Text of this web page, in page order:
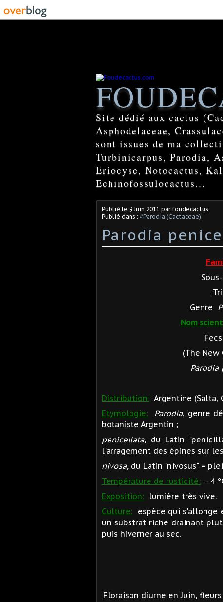
Site dédié aux cactus
Asphodelaceae,
sont issues de ma
Turbinicarpus, Parodia,
Eriocyse, Notocactus,
Echinofossulocactus...
Publié le 9 Juin 2011 par foudecactus
Publié dans : #Parodia (Cactaceae)
Parodia
Genre
Nom
(The New
Parodia
Distribution: Argentine (Salta,
Etymologie:
Parodia, genre
botaniste Argentin ;
penicellata, du Latin
l'arragement des épines sur
nivosa, du Latin "nivosus" =
Température de rusticité: - 4
Exposition: lumière très vive.
Culture: espèce qui s'allonge
un substrat riche drainant
puis hiverner au sec.
Floraison diurne en Juin,